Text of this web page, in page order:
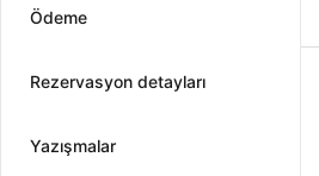
Ödeme
Rezervasyon detayları
Yazışmalar